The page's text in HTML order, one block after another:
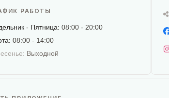
РАБОТЫ
- Пятница: 08:00 - 20:00
08:00 - 14:00
Выходной